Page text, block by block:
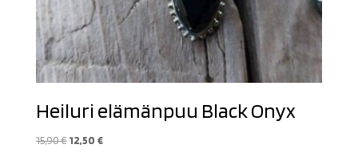
Heiluri elämänpuu Black Onyx
15,90€ Alkuperäinen
12,50 €Nykyinen